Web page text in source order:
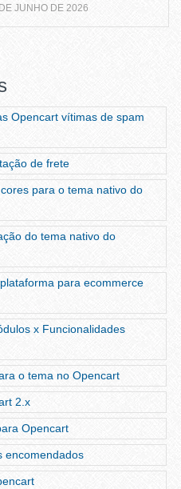
JUNHO DE 2026
Opencart vítimas de spam
de frete
para o tema nativo do
do tema nativo do
para ecommerce
x Funcionalidades
o tema no Opencart
2.x
Opencart
encomendados